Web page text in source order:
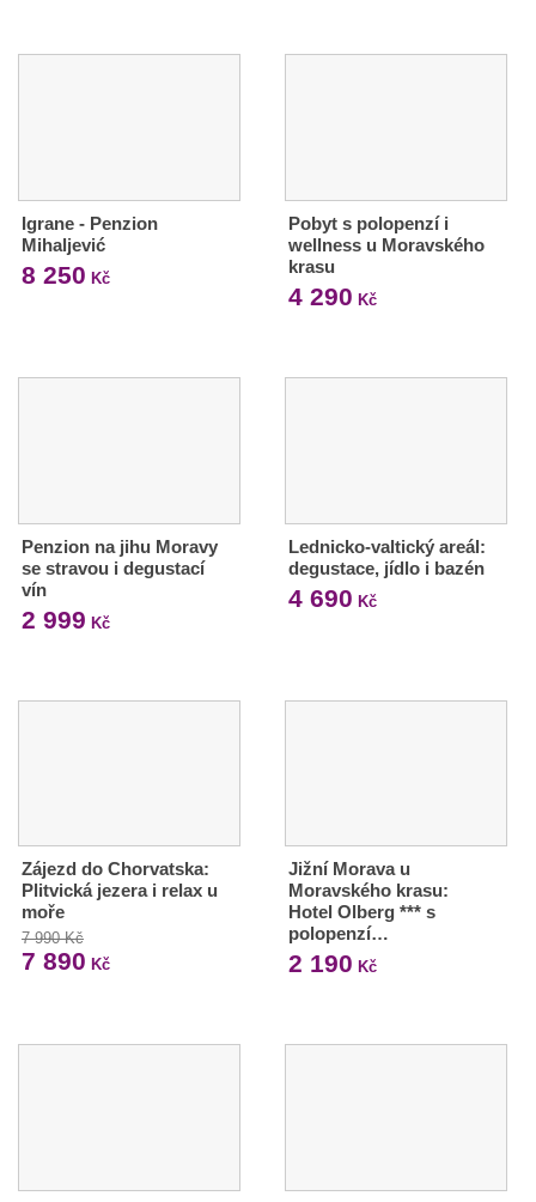
Igrane - Penzion
Mihaljević
8 250 Kč
Pobyt s polopenzí i
wellness u Moravského
krasu
4 290 Kč
Penzion na jihu Moravy
se stravou i degustací
vín
2 999 Kč
Lednicko-valtický areál:
degustace, jídlo i bazén
4 690 Kč
Zájezd do Chorvatska:
Plitvická jezera i relax u
moře
7 990 Kč
7 890 Kč
Jižní Morava u
Moravského krasu:
Hotel Olberg *** s
polopenzí…
2 190 Kč